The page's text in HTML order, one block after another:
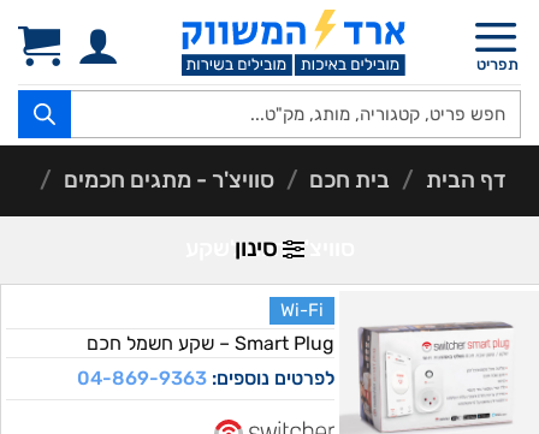
content
תפריט
Products
search
דף הבית / בית חכם / סוויצ'ר - מתגים חכמים /
סוויצ'ר חכם לשקע
סינון
Wi-Fi
Smart Plug – שקע חשמל חכם
לפרטים נוספים:04-869-9363